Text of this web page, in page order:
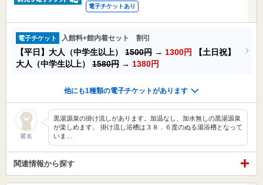
電子チケットあり
電子チケット 入館料+館内着セット 割引
【平日】大人（中学生以上） 1500円 → 1300円
【土日祝】
大人（中学生以上） 1580円 → 1380円
他にも1種類の電子チケットがあります
匿名
黒湯源泉の掛け流しがあります。加温なし、加水無しの黒湯源泉
が楽しめます。 掛け流し浴槽は３８．６度のぬる湯浴槽となって
いま…
関連情報から探す